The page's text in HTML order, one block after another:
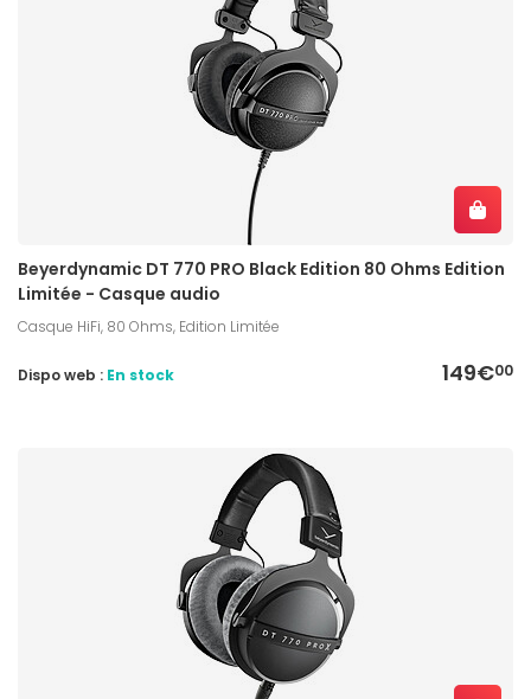
Beyerdynamic DT 770 PRO Black Edition 80 Ohms Edition
Limitée - Casque audio
Casque HiFi, 80 Ohms, Edition Limitée
149€00
Dispo web : En stock